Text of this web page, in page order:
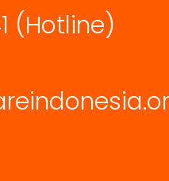
(Hotline)